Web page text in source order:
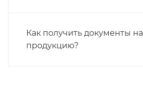
Как получить документы на
продукцию?